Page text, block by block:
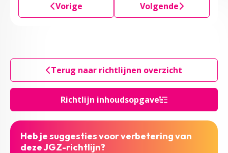
Richtlijn inhoudsopgave
Vorige Volgende
Terug naar richtlijnen overzicht
Heb je suggesties voor verbetering van
deze JGZ-richtlijn?